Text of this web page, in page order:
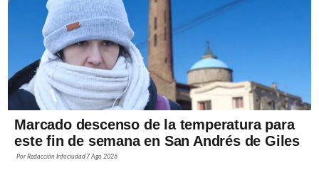
Marcado descenso de la temperatura para
este fin de semana en San Andrés de Giles
PorRedacción Infociudad 7 Ago 2026